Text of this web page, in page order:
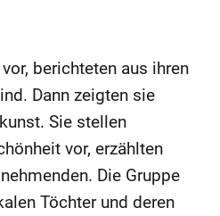
berichteten aus ihren
Dann zeigten sie
Sie stellen
vor, erzählten
Die Gruppe
Töchter und deren